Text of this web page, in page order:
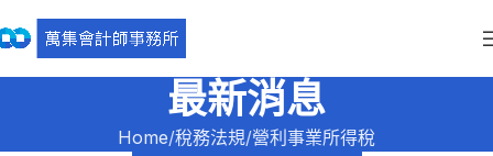
最新消息
Home 稅務法規 營利事業所得稅